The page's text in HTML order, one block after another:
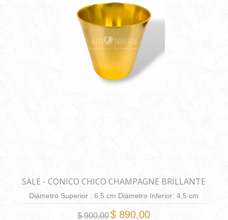
SALE - CONICO CHICO CHAMPAGNE BRILLANTE
Diámetro Superior : 6,5 cm Diámetro Inferior: 4,5 cm
Altura: 6,5 cm Capacidad: 130 cm3.
$ 900,00$ 890,00